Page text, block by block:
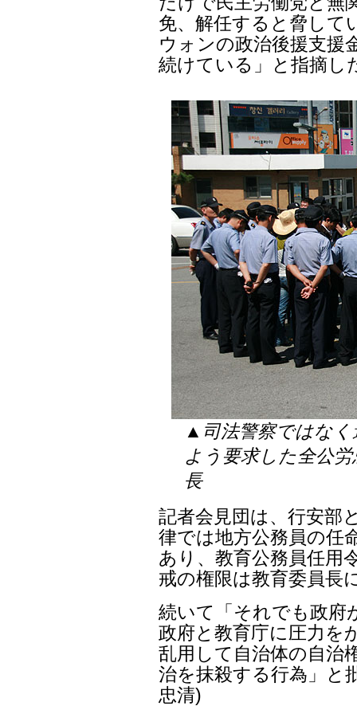
免、解任すると脅して
ウォンの政治後援支援
続けている」と指摘し
▲司法警察ではなく
よう要求した全公
長
記者会見団は、行安部
律では地方公務員の任
あり、教育公務員任用
戒の権限は教育委員長
続いて「それでも政府
政府と教育庁に圧力を
乱用して自治体の自治
治を抹殺する行為」と
忠清)